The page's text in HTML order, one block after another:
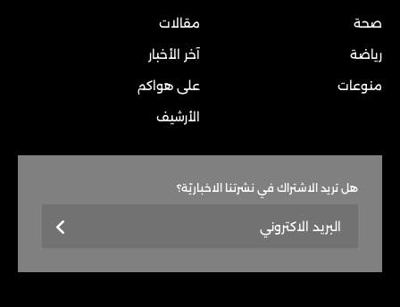
صحة
رياضة
منوعات
مقالات
آخر الأخبار
على هواكم
الأرشيف
هل تريد الاشتراك في نشرتنا الاخباريّة؟